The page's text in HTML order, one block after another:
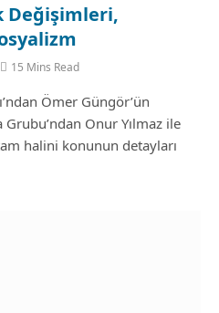
Değişimleri,
15 Mins Read
Ömer Güngör’ün
Onur Yılmaz ile
halini konunun detayları